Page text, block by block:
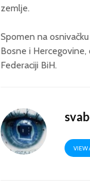
zemlje.
Spomen na
Bosne i Hercegovine,
Federaciji BiH.
VIEW